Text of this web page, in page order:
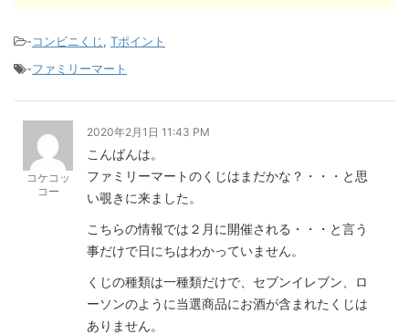
-コンビニくじ, Tポイント
-ファミリーマート
コケコッ
コー
2020年2月1日 11:43 PM
こんばんは。
ファミリーマートのくじはまだかな？・・・と思
い覗きに来ました。
こちらの情報では２月に開催される・・・と言う
事だけで日にちはわかっていません。
くじの種類は一種類だけで、セブンイレブン、ロ
ーソンのように当選商品にお酒が含まれたくじは
ありません。